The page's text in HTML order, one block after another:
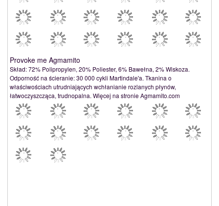
Provoke me Agmamito
Skład: 72% Polipropylen, 20% Poliester, 6% Bawełna, 2% Wiskoza.
Odporność na ścieranie: 30 000 cykli Martindale'a. Tkanina o
właściwościach utrudniających wchłanianie rozlanych płynów,
łatwoczyszcząca, trudnopalna. Więcej na stronie Agmamito.com